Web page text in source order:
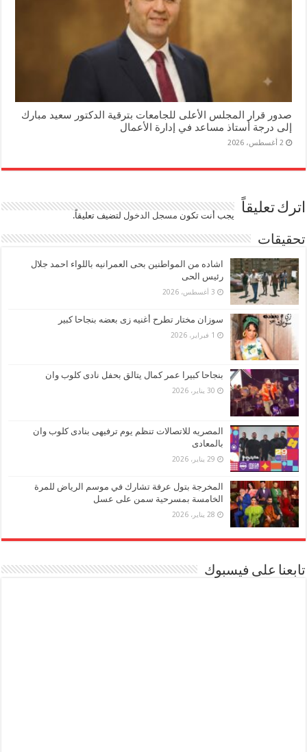
صدور قرار المجلس الأعلى للجامعات بترقية الدكتور سعيد مبارك
إلى درجة أستاذ مساعد في إدارة الأعمال
2 أغسطس، 2026
اترك تعليقاً يجب أنت تكون مسجل الدخول لتضيف تعليقاً.
تحقيقات
اشاده من المواطنين بحى العمرانيه باللواء احمد جلال
رئيس الحى
3 أغسطس، 2026
سوزان مختار تطرح أغنيه زى بعضه بنجاحا كبير
1 فبراير، 2026
بنجاحا كبيرا عمر كمال يتالق بحفل نادى كلوب وان
30 يناير، 2026
المصريه للاتصالات تنظم يوم ترفيهى بنادى كلوب وان
بالمعادى
29 يناير، 2026
المخرجة بتول عرفة تشارك في موسم الرياض للمرة
الخامسة بمسرحية سمن على عسل
28 يناير، 2026
تابعنا على فيسبوك